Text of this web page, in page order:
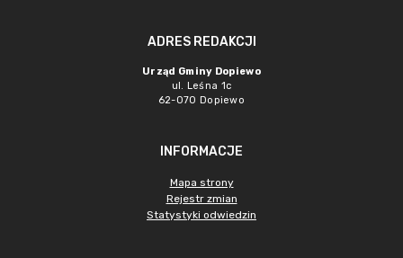
ADRES REDAKCJI
Urząd Gminy Dopiewo
ul. Leśna 1c
62-070 Dopiewo
INFORMACJE
Mapa strony
Rejestr zmian
Statystyki odwiedzin